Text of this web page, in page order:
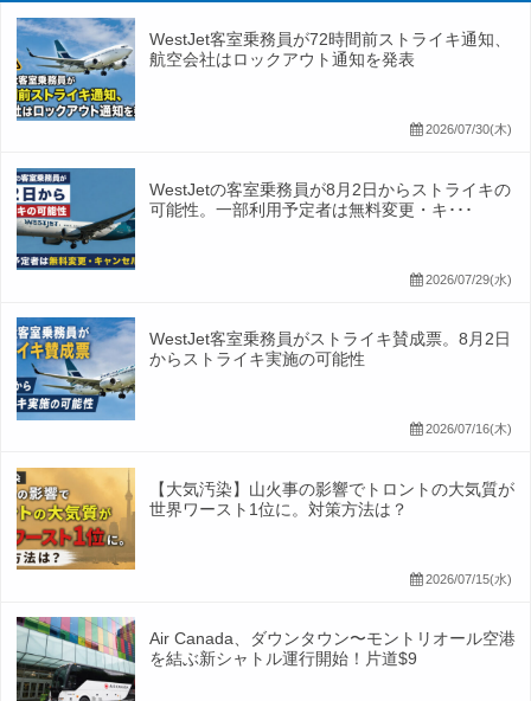
WestJet客室乗務員が72時間前ストライキ通知、
航空会社はロックアウト通知を発表
2026/07/30(木)
WestJetの客室乗務員が8月2日からストライキの
可能性。一部利用予定者は無料変更・キ･･･
2026/07/29(水)
WestJet客室乗務員がストライキ賛成票。8月2日
からストライキ実施の可能性
2026/07/16(木)
【大気汚染】山火事の影響でトロントの大気質が
世界ワースト1位に。対策方法は？
2026/07/15(水)
Air Canada、ダウンタウン〜モントリオール空港
を結ぶ新シャトル運行開始！片道$9